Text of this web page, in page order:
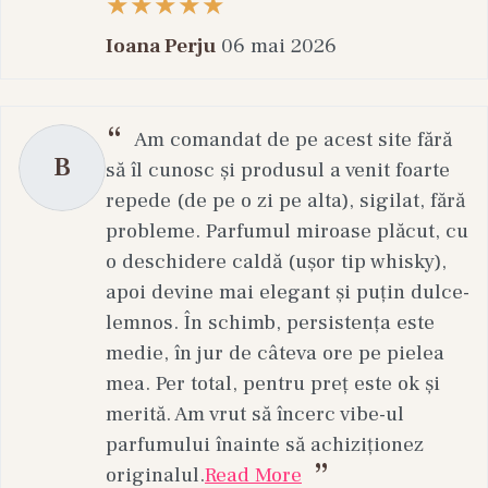
Este o compoziție construită în jurul unor note
șofran, cu o intensitate și o persistență mai
ridicate față de multe parfumuri occidentale
clasice.
Cât timp rezistă un parfum pe piele?
Durata depinde de concentrația formulei, de
tipul de piele și de condițiile de mediu.
Extractele și uleiurile parfumate au, de regulă,
cea mai lungă persistență, urmate de apele de
parfum și, la final, de sprayurile de corp.
Ce volum este recomandat pentru o primă
achiziție dintr-un brand nou?
Ioana Perju 06 mai 2026
B
Am comandat de pe acest site fără
să îl cunosc și produsul a venit foarte
repede (de pe o zi pe alta), sigilat, fără
probleme. Parfumul miroase plăcut, cu
o deschidere caldă (ușor tip whisky),
apoi devine mai elegant și puțin dulce-
lemnos. În schimb, persistența este
medie, în jur de câteva ore pe pielea
mea. Per total, pentru preț este ok și
merită. Am vrut să încerc vibe-ul
parfumului înainte să achiziționez
originalul.Read More